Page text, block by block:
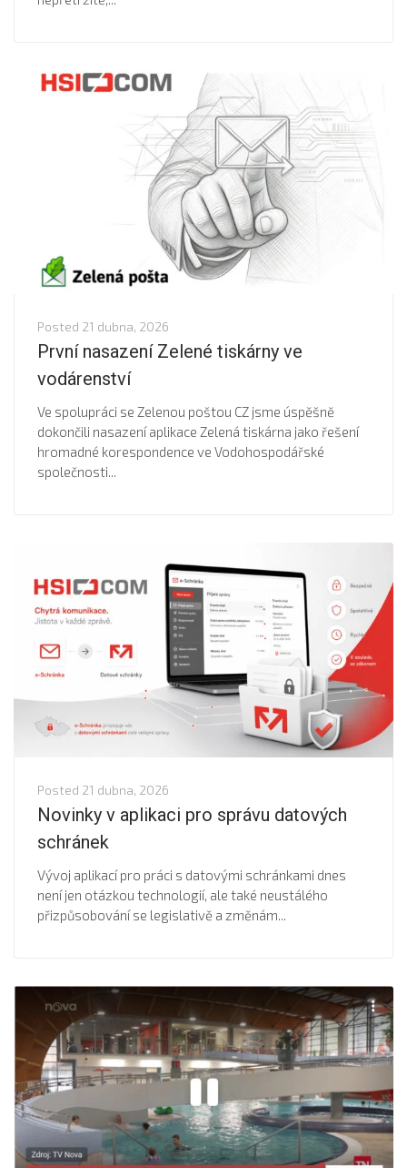
Posted 21 dubna, 2026
První nasazení Zelené tiskárny ve
vodárenství
Ve spolupráci se Zelenou poštou CZ jsme úspěšně
dokončili nasazení aplikace Zelená tiskárna jako řešení
hromadné korespondence ve Vodohospodářské
společnosti...
Posted 21 dubna, 2026
Novinky v aplikaci pro správu datových
schránek
Vývoj aplikací pro práci s datovými schránkami dnes
není jen otázkou technologií, ale také neustálého
přizpůsobování se legislativě a změnám...